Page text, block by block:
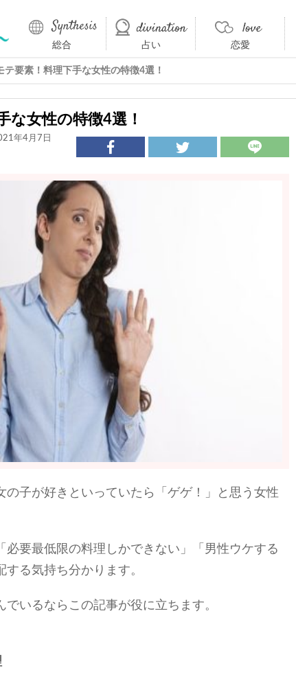
総合 占い 恋愛
テ要素！料理下手な女性の特徴4選！
な女性の特徴4選！
年4月7日
の子が好きといっていたら「ゲゲ！」と思う女性
必要最低限の料理しかできない」「男性ウケする
る気持ち分かります。
いるならこの記事が役に立ちます。